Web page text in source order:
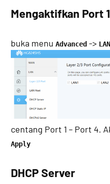
Mengaktifkan Port
buka menuAdvanced -> LAN
centang Port 1 – Port 4.
Apply
DHCP Server